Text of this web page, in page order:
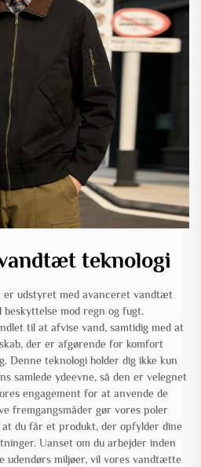
teknologi
udstyret med avanceret vandtæt
mod regn og fugt.
til at afvise vand, samtidig med at
der er afgørende for komfort
Denne teknologi holder dig ikke kun
samlede ydeevne, så den er velegnet
engagement for at anvende de
fremgangsmåder gør vores poler
at du får et produkt, der opfylder dine
Uanset om du arbejder inden
udendørs miljøer, vil vores vandtætte